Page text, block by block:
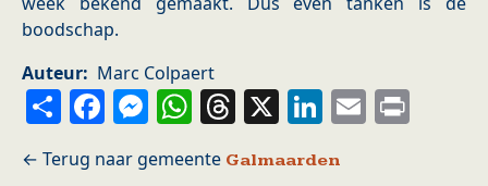
boodschap.
Auteur
Marc Colpaert
ShareFacebook
Messenger
WhatsApp
Threads
X LinkedIn
Email
Galmaarden